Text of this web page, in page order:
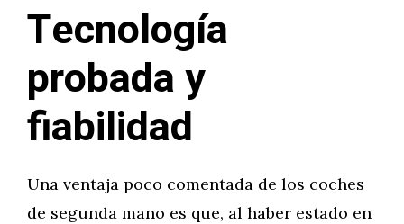
Tecnología
probada y
fiabilidad
Una ventaja poco comentada de los coches
de segunda mano es que, al haber estado en